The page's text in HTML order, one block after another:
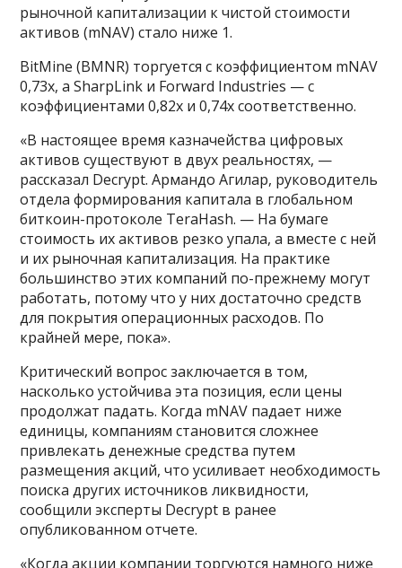
рыночной капитализации к чистой стоимости
активов (mNAV) стало ниже 1.
BitMine (BMNR) торгуется с коэффициентом mNAV
0,73x, а SharpLink и Forward Industries — с
коэффициентами 0,82x и 0,74x соответственно.
«В настоящее время казначейства цифровых
активов существуют в двух реальностях, —
рассказал Decrypt. Армандо Агилар, руководитель
отдела формирования капитала в глобальном
биткоин-протоколе TeraHash. — На бумаге
стоимость их активов резко упала, а вместе с ней
и их рыночная капитализация. На практике
большинство этих компаний по-прежнему могут
работать, потому что у них достаточно средств
для покрытия операционных расходов. По
крайней мере, пока».
Критический вопрос заключается в том,
насколько устойчива эта позиция, если цены
продолжат падать. Когда mNAV падает ниже
единицы, компаниям становится сложнее
привлекать денежные средства путем
размещения акций, что усиливает необходимость
поиска других источников ликвидности,
сообщили эксперты Decrypt в ранее
опубликованном отчете.
«Когда акции компании торгуются намного ниже